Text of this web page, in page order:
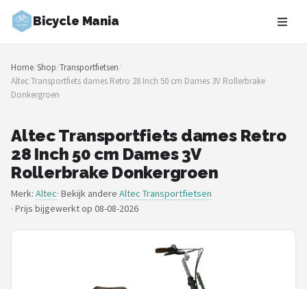
Bicycle Mania
Zoeken
NAVIGATIE
Shop
Merken
Blog
Fietsroutes
Kinderfietsen
Home/Shop/Transportfietsen/
Altec Transportfiets dames Retro 28 Inch 50 cm Dames 3V Rollerbrake
Donkergroen
Altec Transportfiets dames Retro
28 Inch 50 cm Dames 3V
Rollerbrake Donkergroen
Merk: Altec· Bekijk andere Altec Transportfietsen
· Prijs bijgewerkt op 08-08-2026